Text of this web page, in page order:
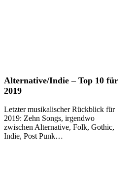
Alternative/Indie
–
10
für
2019
Alternative/Indie – Top 10 für
2019
Letzter musikalischer Rückblick für
2019: Zehn Songs, irgendwo
zwischen Alternative, Folk, Gothic,
Indie, Post Punk…